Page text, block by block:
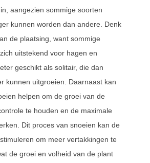
aangezien sommige soorten
kunnen worden dan andere. Denk
de plaatsing, want sommige
uitstekend voor hagen en
geschikt als solitair, die dan
kunnen uitgroeien. Daarnaast kan
helpen om de groei van de
te houden en de maximale
Dit proces van snoeien kan de
om meer vertakkingen te
de groei en volheid van de plant